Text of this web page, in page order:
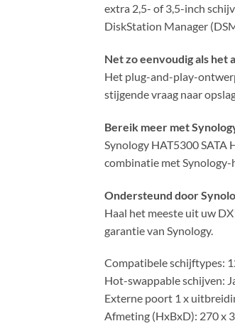
extra 2,5- of 3,5-inch
DiskStation Manager
Net zo eenvoudig als het
Het plug-and-play-
stijgende vraag naar
Bereik meer met
Synology HAT5300 SATA
combinatie met Synology-
Ondersteund door
Haal het meeste uit uw
garantie van Synology.
Compatibele schijftypes:
Hot-swappable schijven:
Externe poort 1 x
Afmeting (HxBxD): 270 x